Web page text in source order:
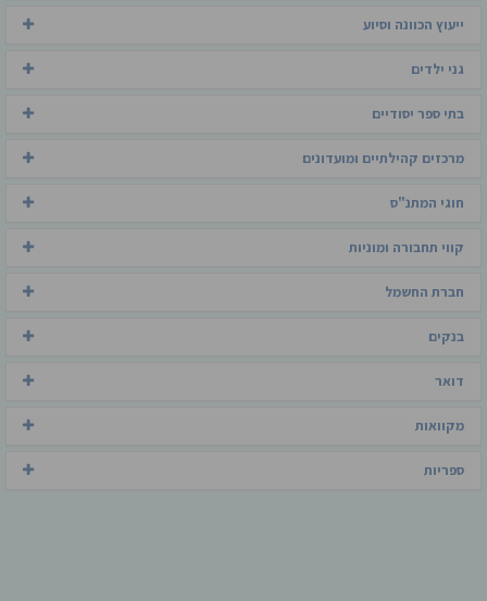
ייעוץ הכוונה וסיוע
גני ילדים
בתי ספר יסודיים
מרכזים קהילתיים ומועדונים
חוגי המתנ"ס
קווי תחבורה ומוניות
חברת החשמל
בנקים
דואר
מקוואות
ספריות